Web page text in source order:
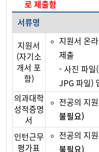
로 제출함
서류명
지원서
(자기소
개서 포
함)
지원서 온
제출
- 사진 파
JPG 파일)
의과대학
성적증명
서
전공의 지
불필요)
인턴근무
평가표
전공의 지
불필요)